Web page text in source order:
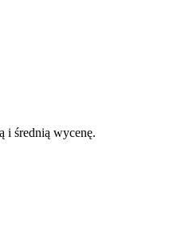
i średnią wycenę.